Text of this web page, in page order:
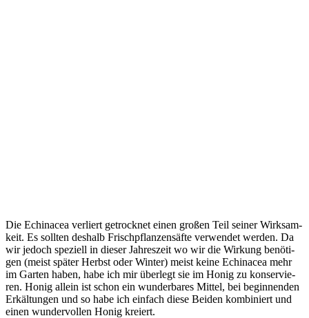
Die Echinacea ver­liert getrock­net einen gro­ßen Teil sei­ner Wirk­sam­
keit. Es soll­ten des­halb Frisch­pflan­zen­säf­te ver­wen­det wer­den. Da
wir jedoch spe­zi­ell in die­ser Jah­res­zeit wo wir die Wir­kung benö­ti­
gen (meist spä­ter Herbst oder Win­ter) meist kei­ne Echinacea mehr
im Gar­ten haben, habe ich mir über­legt sie im Honig zu kon­ser­vie­
ren. Honig allein ist schon ein wun­der­ba­res Mit­tel, bei begin­nen­den
Erkäl­tun­gen und so habe ich ein­fach die­se Bei­den kom­bi­niert und
einen wun­der­vol­len Honig kreiert.